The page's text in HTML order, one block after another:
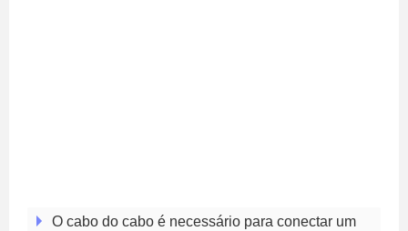
O cabo do cabo é necessário para conectar um